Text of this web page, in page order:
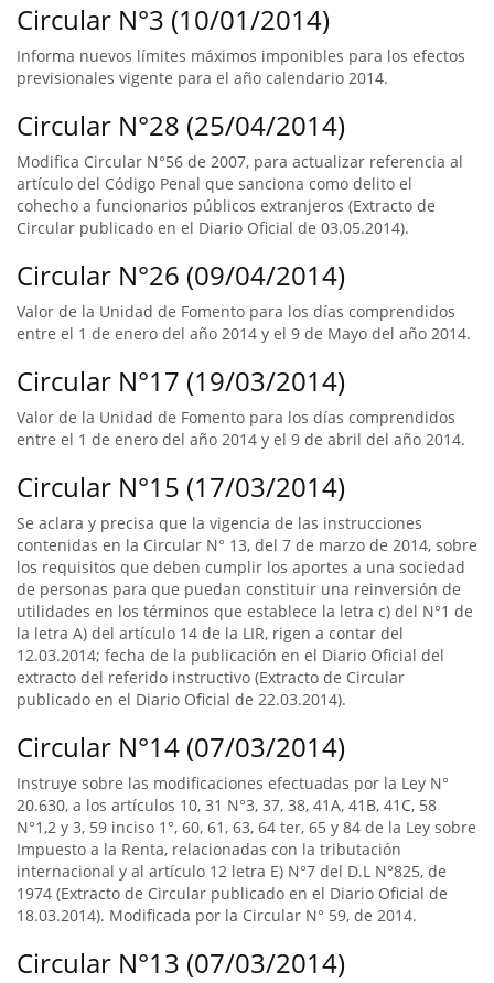
Circular N°3 (10/01/2014)
Informa nuevos límites máximos imponibles para los efectos
previsionales vigente para el año calendario 2014.
Circular N°28 (25/04/2014)
Modifica Circular N°56 de 2007, para actualizar referencia al
artículo del Código Penal que sanciona como delito el
cohecho a funcionarios públicos extranjeros (Extracto de
Circular publicado en el Diario Oficial de 03.05.2014).
Circular N°26 (09/04/2014)
Valor de la Unidad de Fomento para los días comprendidos
entre el 1 de enero del año 2014 y el 9 de Mayo del año 2014.
Circular N°17 (19/03/2014)
Valor de la Unidad de Fomento para los días comprendidos
entre el 1 de enero del año 2014 y el 9 de abril del año 2014.
Circular N°15 (17/03/2014)
Se aclara y precisa que la vigencia de las instrucciones
contenidas en la Circular N° 13, del 7 de marzo de 2014, sobre
los requisitos que deben cumplir los aportes a una sociedad
de personas para que puedan constituir una reinversión de
utilidades en los términos que establece la letra c) del N°1 de
la letra A) del artículo 14 de la LIR, rigen a contar del
12.03.2014; fecha de la publicación en el Diario Oficial del
extracto del referido instructivo (Extracto de Circular
publicado en el Diario Oficial de 22.03.2014).
Circular N°14 (07/03/2014)
Instruye sobre las modificaciones efectuadas por la Ley N°
20.630, a los artículos 10, 31 N°3, 37, 38, 41A, 41B, 41C, 58
N°1,2 y 3, 59 inciso 1°, 60, 61, 63, 64 ter, 65 y 84 de la Ley sobre
Impuesto a la Renta, relacionadas con la tributación
internacional y al artículo 12 letra E) N°7 del D.L N°825, de
1974 (Extracto de Circular publicado en el Diario Oficial de
18.03.2014). Modificada por la Circular N° 59, de 2014.
Circular N°13 (07/03/2014)